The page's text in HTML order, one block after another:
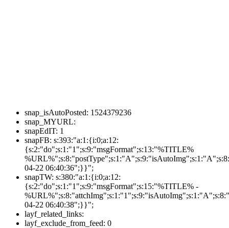
snap_isAutoPosted: 1524379236
snap_MYURL:
snapEdIT: 1
snapFB: s:393:"a:1:{i:0;a:12:
{s:2:"do";s:1:"1";s:9:"msgFormat";s:13:"%TITLE%
04-22 06:40:36";}}";
snapTW: s:380:"a:1:{i:0;a:12:
{s:2:"do";s:1:"1";s:9:"msgFormat";s:15:"%TITLE% -
04-22 06:40:38";}}";
layf_related_links:
layf_exclude_from_feed: 0